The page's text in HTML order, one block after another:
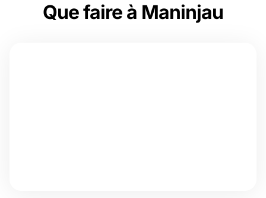
Que faire à Maninjau